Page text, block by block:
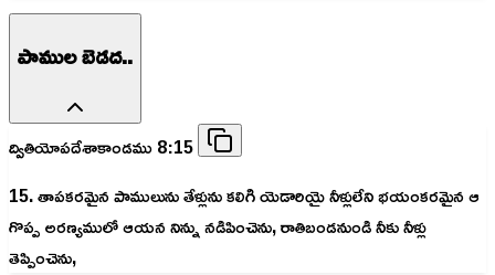
పాముల బెడద..
ద్వితియోపదేశాకాండము 8:15
15. తాపకరమైన పాములును తేళ్లును కలిగి యెడారియై నీళ్లులేని భయంకరమైన ఆ
గొప్ప అరణ్యములో ఆయన నిన్ను నడిపించెను, రాతిబండనుండి నీకు నీళ్లు
తెప్పించెను,